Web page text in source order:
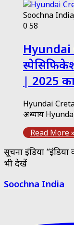
Soochna India
058
Hyundai
| 2025
Hyundai Creta
अध्याय
Read More »
सूचना इंडिया
भी देखें
Soochna India